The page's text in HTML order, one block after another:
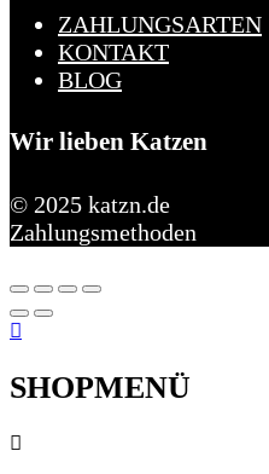
ZAHLUNGSARTEN
KONTAKT
BLOG
Wir lieben Katzen
© 2025 katzn.de
Zahlungsmethoden
SHOPMENÜ